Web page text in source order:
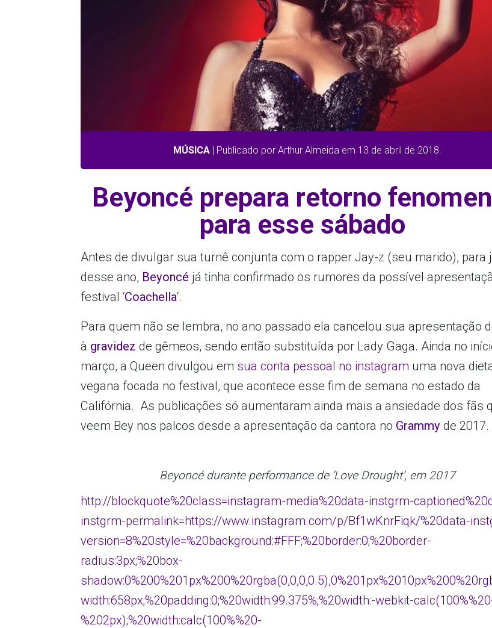
MÚSICA| Publicado por Arthur Almeida em 13 de abril de 2018.
Beyoncé prepara retorno
para esse sábado
Antes de divulgar sua turnê conjunta com o rapper Jay-z (seu marido), para
desse ano, Beyoncé já tinha confirmado os rumores da possível
festival ‘Coachella‘.
Para quem não se lembra, no ano passado ela cancelou sua apresentação
à gravidez de gêmeos, sendo então substituída por Lady Gaga. Ainda no
março, a Queen divulgou em sua conta pessoal no instagram uma nova
vegana focada no festival, que acontece esse fim de semana no estado da
Califórnia. As publicações só aumentaram ainda mais a ansiedade dos fãs
veem Bey nos palcos desde a apresentação da cantora no Grammy de 2017.
Beyoncé durante performance de ‘Love Drought’, em 2017
http://blockquote%20class=instagram-media%20data-instgrm-
instgrm-permalink=https://www.instagram.com/p/Bf1wKnrFiqk/%20data-
version=8%20style=%20background:#FFF;%20border:0;%20border-
radius:3px;%20box-
width:658px;%20padding:0;%20width:99.375%;%20width:-webkit-
%202px);%20width:calc(100%%20-